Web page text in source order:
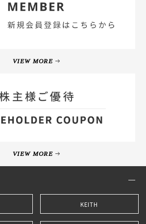
VIEW MORE
VIEW MORE
KEITH